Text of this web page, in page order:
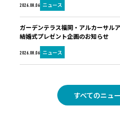
2026.08.06 ニュース
2026.08.06 ニュース
ガーデンテラス福岡・アルカーサル
結婚式プレゼント企画のお知らせ
すべてのニュ